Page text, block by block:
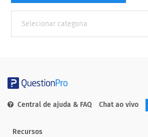
Categorias
Central de ajuda & FAQ Chat ao vivo
Recursos